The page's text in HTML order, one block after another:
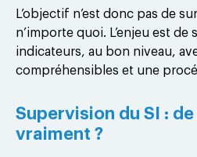
L’objectif n’est donc pas de
n’importe quoi. L’enjeu est de
indicateurs, au bon niveau,
compréhensibles et une
Supervision du SI :
vraiment ?